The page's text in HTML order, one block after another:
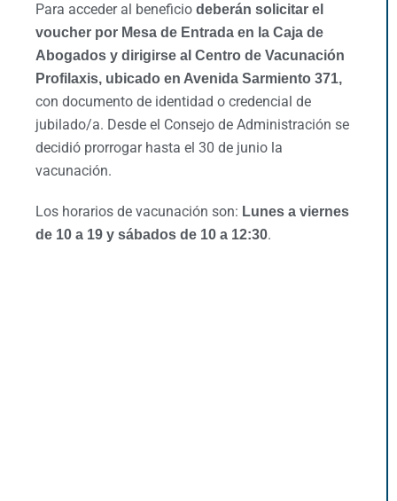
Para acceder al beneficio deberán solicitar el
voucher por Mesa de Entrada en la Caja de
Abogados y dirigirse al Centro de Vacunación
Profilaxis, ubicado en Avenida Sarmiento 371,
con documento de identidad o credencial de
jubilado/a. Desde el Consejo de Administración se
decidió prorrogar hasta el 30 de junio la
vacunación.
Los horarios de vacunación son: Lunes a viernes
de 10 a 19 y sábados de 10 a 12:30.